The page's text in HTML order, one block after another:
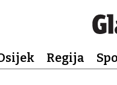
Regija